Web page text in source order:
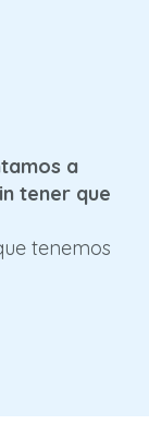
a
tener que
tenemos